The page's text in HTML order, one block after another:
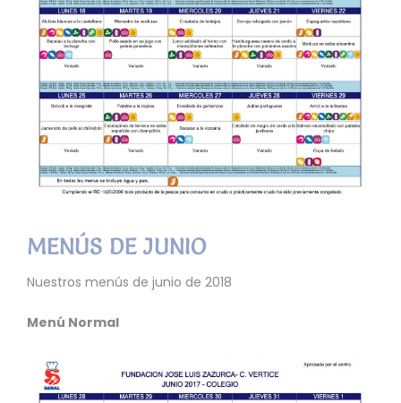
MENÚS DE JUNIO
Nuestros menús de junio de 2018
Menú Normal